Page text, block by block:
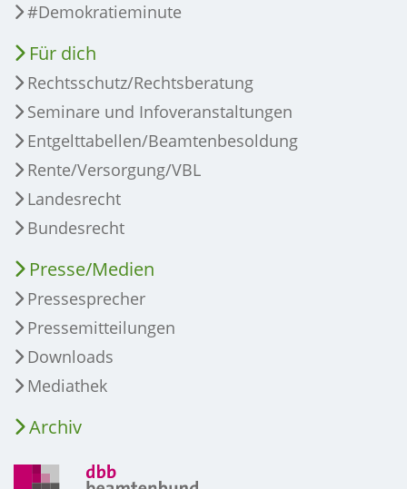
#Demokratieminute
Für dich
Rechtsschutz/Rechtsberatung
Seminare und Infoveranstaltungen
Entgelttabellen/Beamtenbesoldung
Rente/Versorgung/VBL
Landesrecht
Bundesrecht
Presse/Medien
Pressesprecher
Pressemitteilungen
Downloads
Mediathek
Archiv